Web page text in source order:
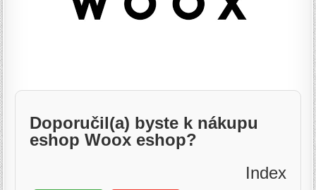
Doporučil(a) byste k nákupu
eshop Woox eshop?
Index